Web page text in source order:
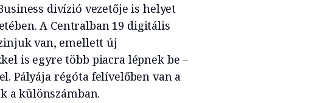
divízió vezetője is helyet
A Centralban 19 digitális
van, emellett új
is egyre több piacra lépnek be –
Pályája régóta felívelőben van a
a különszámban.